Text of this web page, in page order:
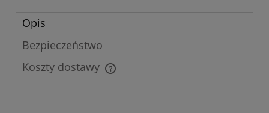
Opis
Bezpieczeństwo
Koszty dostawy
Cena nie zawiera ewentualnych kosztów płatności